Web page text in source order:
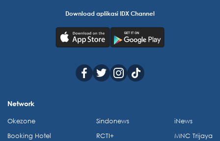
Download aplikasi IDX Channel
Network
Okezone
Booking Hotel
Sindonews
RCTI+
iNews
MNC Trijaya